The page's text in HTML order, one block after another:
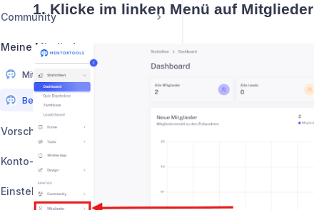
Community
Meine Mitglieder
Mitglieder und Kontakte
Bestellungen
Vorschau
Einstellungen
1. Klicke im linken Menü auf Mitglieder